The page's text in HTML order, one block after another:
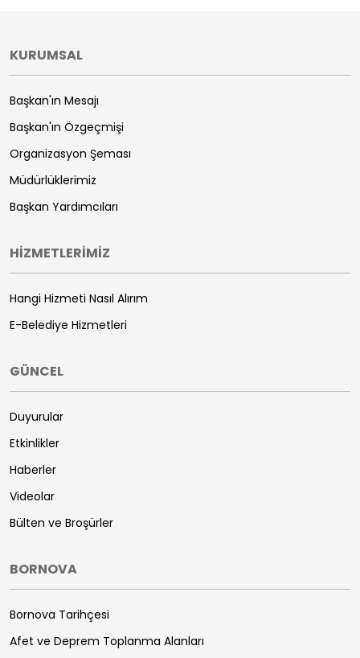
KURUMSAL
Başkan'ın Mesajı
Başkan'ın Özgeçmişi
Organizasyon Şeması
Müdürlüklerimiz
Başkan Yardımcıları
HİZMETLERİMİZ
Hangi Hizmeti Nasıl Alırım
E-Belediye Hizmetleri
GÜNCEL
Duyurular
Etkinlikler
Haberler
Videolar
Bülten ve Broşürler
BORNOVA
Bornova Tarihçesi
Afet ve Deprem Toplanma Alanları